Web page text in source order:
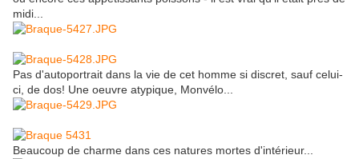
midi...
Pas d'autoportrait dans la vie de cet homme si discret, sauf celui-
ci, de dos! Une oeuvre atypique, Monvélo...
Beaucoup de charme dans ces natures mortes d'intérieur...